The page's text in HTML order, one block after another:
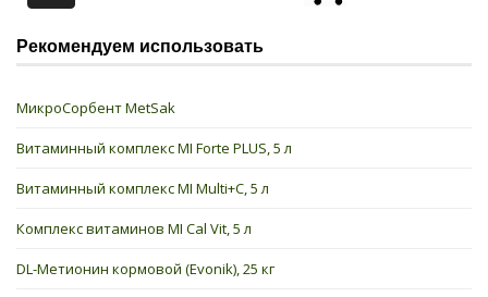
navigation
Рекомендуем использовать
МикроСорбент MetSak
Витаминный комплекс MI Forte PLUS, 5 л
Витаминный комплекс MI Multi+C, 5 л
Комплекс витаминов MI Cal Vit, 5 л
DL-Метионин кормовой (Evonik), 25 кг